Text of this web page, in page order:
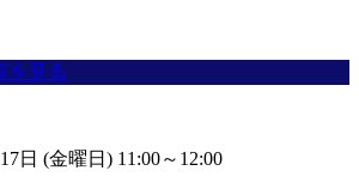
を見る
日 (金曜日) 11:00～12:00